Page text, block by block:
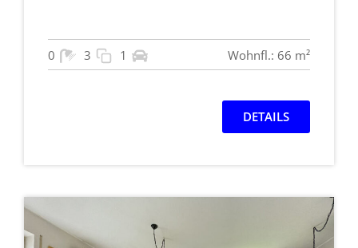
0 3 1 Wohnfl.: 66 m²
DETAILS